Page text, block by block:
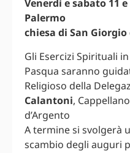
Venerdì e sabato 11
Palermo
chiesa di San Giorgio
Gli Esercizi Spirituali
Pasqua saranno
Religioso della
Calantoni,
d’Argento
A termine si svolgerà
scambio degli auguri